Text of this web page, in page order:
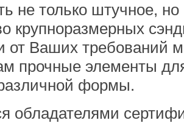
не только штучное,
крупноразмерных
от Ваших требований
прочные элементы
формы.
обладателями